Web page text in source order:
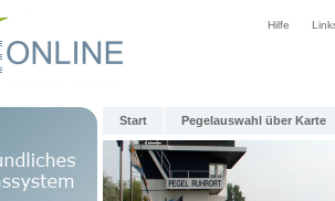
Hilfe
Start Pegelauswahl über Karte